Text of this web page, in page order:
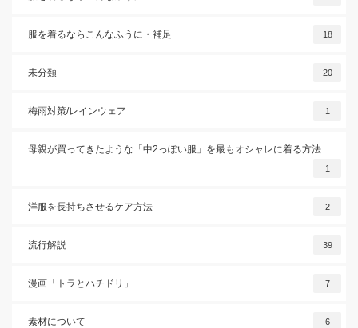
服を着るならこんなふうに・補足 18
未分類 20
梅雨対策/レインウェア 1
母親が買ってきたような「中2っぽい服」を最もオシャレに着る方法
1
洋服を長持ちさせるケア方法 2
流行解説 39
漫画「トラとハチドリ」 7
素材について 6